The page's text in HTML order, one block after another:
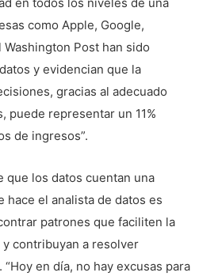
como Apple, Google,
Post han sido
y evidencian que la
gracias al adecuado
puede representar un 11%
de ingresos”.
que los datos cuentan una
hace el analista de datos es
patrones que faciliten la
contribuyan a resolver
en día, no hay excusas para